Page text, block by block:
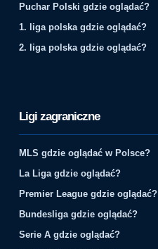
Puchar Polski gdzie oglądać?
1. liga polska gdzie oglądać?
2. liga polska gdzie oglądać?
Ligi zagraniczne
MLS gdzie oglądać w Polsce?
La Liga gdzie oglądać?
Premier League gdzie oglądać?
Bundesliga gdzie oglądać?
Serie A gdzie oglądać?